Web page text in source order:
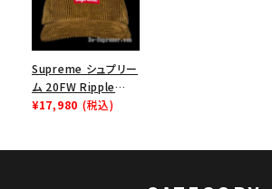
Supreme シュプリー
ム 20FW Ripple
Corduroy Small
¥17,980 (税込)